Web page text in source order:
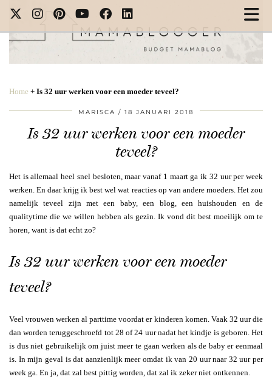
Home + Is 32 uur werken voor een moeder teveel?
MARISCA 18 JANUARI 2018
Is 32 uur werken voor een moeder
teveel?
Het is allemaal heel snel besloten, maar vanaf 1 maart ga ik 32 uur per week
werken. En daar krijg ik best wel wat reacties op van andere moeders. Het zou
namelijk teveel zijn met een baby, een blog, een huishouden en de
qualitytime die we willen hebben als gezin. Ik vond dit best moeilijk om te
horen, want is dat echt zo?
Is 32 uur werken voor een moeder
teveel?
Veel vrouwen werken al parttime voordat er kinderen komen. Vaak 32 uur die
dan worden teruggeschroefd tot 28 of 24 uur nadat het kindje is geboren. Het
is dus niet gebruikelijk om juist meer te gaan werken als de baby er eenmaal
is. In mijn geval is dat aanzienlijk meer omdat ik van 20 uur naar 32 uur per
week ga. En ja, dat zal best pittig worden, dat zal ik zeker niet ontkennen.